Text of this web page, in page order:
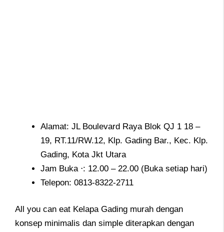
Alamat: JL Boulevard Raya Blok QJ 1 18 –
19, RT.11/RW.12, Klp. Gading Bar., Kec. Klp.
Gading, Kota Jkt Utara
Jam Buka ⋅: 12.00 – 22.00 (Buka setiap hari)
Telepon: 0813-8322-2711
All you can eat Kelapa Gading murah dengan
konsep minimalis dan simple diterapkan dengan